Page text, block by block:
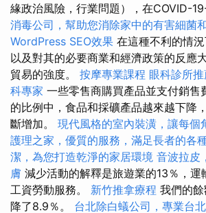
緣政治風險，行業問題），在COVID-
消毒公司，幫助您消除家中的有害細菌
WordPress SEO效果 在這種不利的情
以及對其的必要商業和經濟政策的反應
貿易的強度。 按摩專業課程 眼科診所
科專家 一些零售商購買產品並支付銷售
的比例中，食品和採礦產品越來越下降
斷增加。 現代風格的室內裝潢，讓每個
護理之家，優質的服務，滿足長者的各
潔，為您打造乾淨的家居環境 音波拉皮
膚 減少活動的解釋是旅遊業的13％，運
工資勞動服務。 新竹推拿療程 我們的
降了8.9％。 台北除白蟻公司，專業台